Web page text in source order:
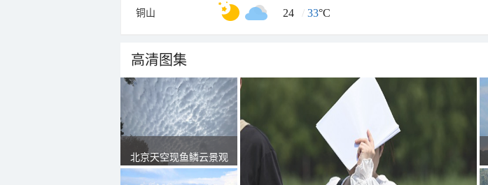
铜山 24 / 33°C
高清图集
北京天空现鱼鳞云景观